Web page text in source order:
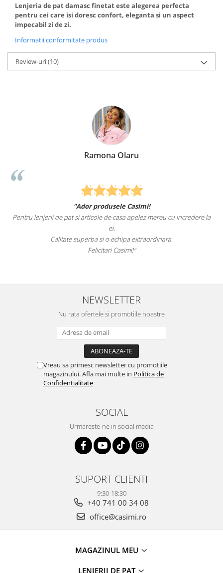
Lenjeria de pat damasc finetat este alegerea perfecta
pentru cei care isi doresc confort, eleganta si un aspect
impecabil zi de zi.
Informatii conformitate produs
Review-uri(10)
casa apelez mereu cu incredere la
o echipa extraordinara.
Felcitari oameni minunati
sunteti cei mai buni. Nepotii mei au
Recomand cu drag
NEWSLETTER
Nu rata ofertele si promotiile noastre
Vreau sa primesc newsletter cu promotiile
magazinului. Afla mai multe in Politica de
Confidentialitate
SOCIAL
Urmareste-ne in social media
SUPORT CLIENTI
9:30-18:30
+40 741 00 34 08
office@casimi.ro
MAGAZINUL MEU
LENJERII DE PAT